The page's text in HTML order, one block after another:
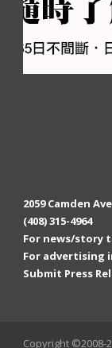
2059 Camden
(408) 315-4964
For news/story
For advertising
Submit Press
Copyright ©2008-